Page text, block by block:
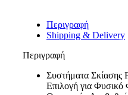
Περιγραφή
Shipping & Delivery
Περιγραφή
Συστήματα
Επιλογή για Φυσικό